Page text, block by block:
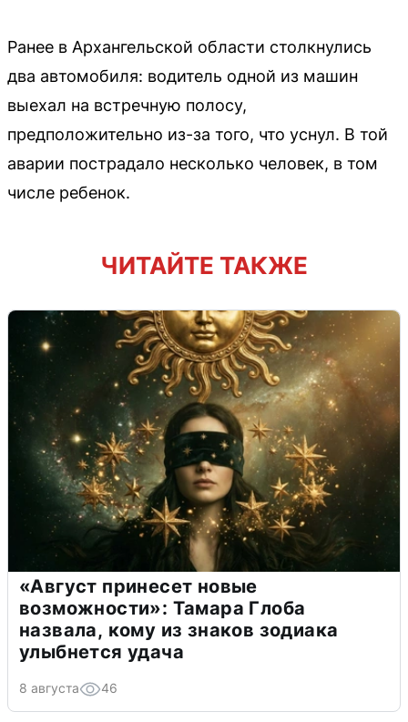
Ранее в Архангельской области столкнулись
два автомобиля: водитель одной из машин
выехал на встречную полосу,
предположительно из-за того, что уснул. В той
аварии пострадало несколько человек, в том
числе ребенок.
ЧИТАЙТЕ ТАКЖЕ
«Август принесет новые
возможности»: Тамара Глоба
назвала, кому из знаков зодиака
улыбнется удача
8 августа 46